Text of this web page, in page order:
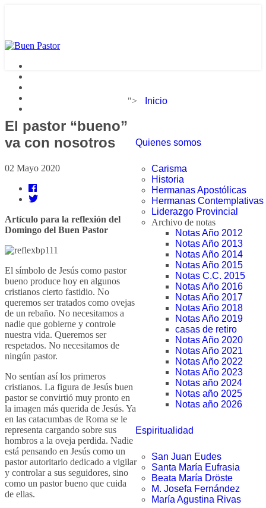
"> Inicio
Quienes somos
Carisma
Historia
Hermanas Apostólicas
Hermanas Contemplativas
Liderazgo Provincial
Archivo de notas
Notas Año 2012
Notas Año 2013
Notas Año 2014
Notas Año 2015
Notas C.C. 2015
Notas Año 2016
Notas Año 2017
Notas Año 2018
Notas Año 2019
casas de retiro
Notas Año 2020
Notas Año 2021
Notas Año 2022
Notas Año 2023
Notas año 2024
Notas año 2025
Notas año 2026
Espiritualidad
San Juan Eudes
Santa María Eufrasia
Beata María Dröste
M. Josefa Fernández
María Agustina Rivas
El pastor “bueno”
va con nosotros
02 Mayo 2020
Artículo para la reflexión del
Domingo del Buen Pastor
El símbolo de Jesús como pastor
bueno produce hoy en algunos
cristianos cierto fastidio. No
queremos ser tratados como ovejas
de un rebaño. No necesitamos a
nadie que gobierne y controle
nuestra vida. Queremos ser
respetados. No necesitamos de
ningún pastor.
No sentían así los primeros
cristianos. La figura de Jesús buen
pastor se convirtió muy pronto en
la imagen más querida de Jesús. Ya
en las catacumbas de Roma se le
representa cargando sobre sus
hombros a la oveja perdida. Nadie
está pensando en Jesús como un
pastor autoritario dedicado a vigilar
y controlar a sus seguidores, sino
como un pastor bueno que cuida
de ellas.